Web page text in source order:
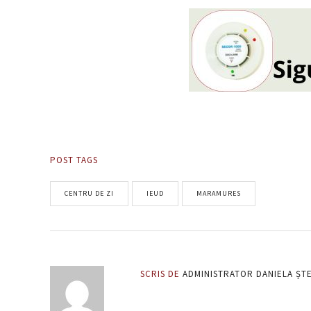
POST TAGS
CENTRU DE ZI IEUD MARAMURES
SCRIS DE ADMINISTRATOR DANIELA